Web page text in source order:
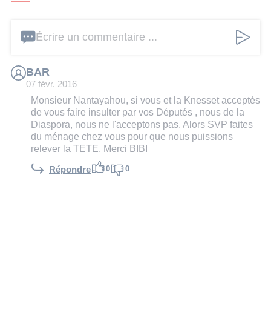
Écrire un commentaire ...
BAR
07 févr. 2016
Monsieur Nantayahou, si vous et la Knesset acceptés
de vous faire insulter par vos Députés , nous de la
Diaspora, nous ne l'acceptons pas. Alors SVP faites
du ménage chez vous pour que nous puissions
relever la TETE. Merci BIBI
Répondre 0 0